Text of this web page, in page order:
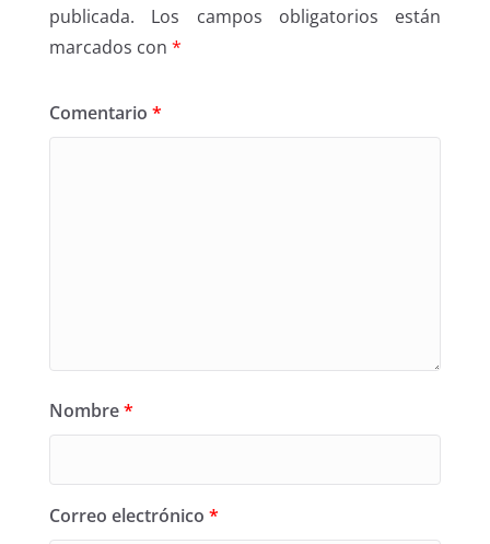
publicada.
Los campos obligatorios están
marcados con *
Comentario *
Nombre*
Correo electrónico *